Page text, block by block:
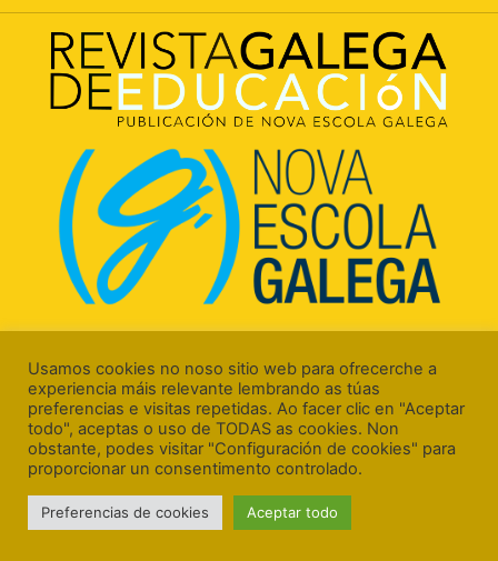
15706 Santiago de Compostela (A Coruña)
Aviso Legal
Usamos cookies no noso sitio web para ofrecerche a
experiencia máis relevante lembrando as túas
preferencias e visitas repetidas. Ao facer clic en "Aceptar
todo", aceptas o uso de TODAS as cookies. Non
obstante, podes visitar "Configuración de cookies" para
proporcionar un consentimento controlado.
Preferencias de cookies Aceptar todo